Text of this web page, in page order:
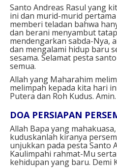
Santo Andreas Rasul yang
ini dan murid-murid
memberi teladan bahwa
dan berani menyambut
mendengarkan sabda-Nya,
dan mengalami hidup baru
sesama. Selamat pesta
semua.
Allah yang Maharahim
melimpah kepada kita hari
Putera dan Roh Kudus. Amin.
DOA PERSIAPAN
Allah Bapa yang
kuduskanlah kiranya
unjukkan pada pesta Santo
Kaulimpahi rahmat-Mu
kehidupan yang baru. Demi